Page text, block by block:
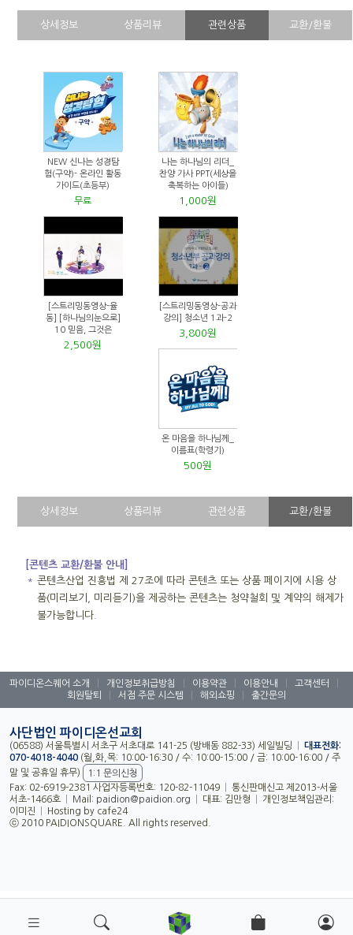
상세정보 상품리뷰 관련상품 교환/환불
NEW 신나는 성경탐
험(구약)- 온라인 활동
가이드(초등부)
무료
나는 하나님의 리더_
찬양 가사 PPT(세상을
축복하는 아이들)
1,000원
[스트리밍동영상-율
동] [하나님의눈으로]
10 믿음, 그것은
2,500원
[스트리밍동영상-공과
강의] 청소년 1과-2
3,800원
온 마음을 하나님께_
이름표(학령기)
500원
상세정보 상품리뷰 관련상품 교환/환불
[콘텐츠 교환/환불 안내]
＊ 콘텐츠산업 진흥법 제 27조에 따라 콘텐츠 또는 상품 페이지에 시용 상
품(미리보기, 미리듣기)을 제공하는 콘텐츠는 청약철회 및 계약의 해제가
불가능합니다.
파이디온스퀘어 소개 개인정보취급방침 이용약관 이용안내 고객센터
회원탈퇴
서점 주문 시스템 해외쇼핑 출간문의
사단법인 파이디온선교회
(06588) 서울특별시 서초구 서초대로 141-25 (방배동 882-33) 세일빌딩
대표전화:
070-4018-4040 (월,화,목: 10:00-16:30 / 수: 10:00-15:00 / 금: 10:00-16:00 / 주
말 및 공휴일 휴무)
1:1 문의신청
Fax: 02-6919-2381 사업자등록번호: 120-82-11049
통신판매신고 제2013-서울
서초-1466호
Mail: paidion@paidion.org 대표: 김만형
개인정보책임관리:
이미진
Hosting by cafe24
ⓒ 2010 PAIDIONSQUARE. All rights reserved.